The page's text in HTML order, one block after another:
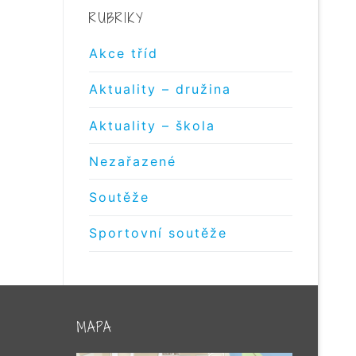
RUBRIKY
Akce tříd
Aktuality – družina
Aktuality – škola
Nezařazené
Soutěže
Sportovní soutěže
MAPA